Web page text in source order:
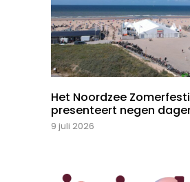
Het Noordzee
presenteert negen
9 juli 2026